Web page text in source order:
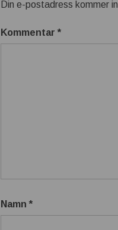
Din e-postadress kommer
Kommentar*
Namn*